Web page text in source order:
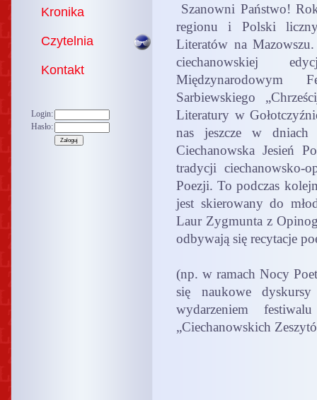
Kronika
Czytelnia
Kontakt
Login:
Hasło:
Szanowni Państwo!
regionu i Polski
Literatów na
ciechanowskiej
Międzynarodowym
Sarbiewskiego
Literatury w
nas jeszcze w dniach
Ciechanowska Jesień
tradycji ciechanowsko-
Poezji. To podczas
jest skierowany do
Laur Zygmunta z
odbywają się recytacje
(np. w ramach Nocy
się naukowe
wydarzeniem
„Ciechanowskich